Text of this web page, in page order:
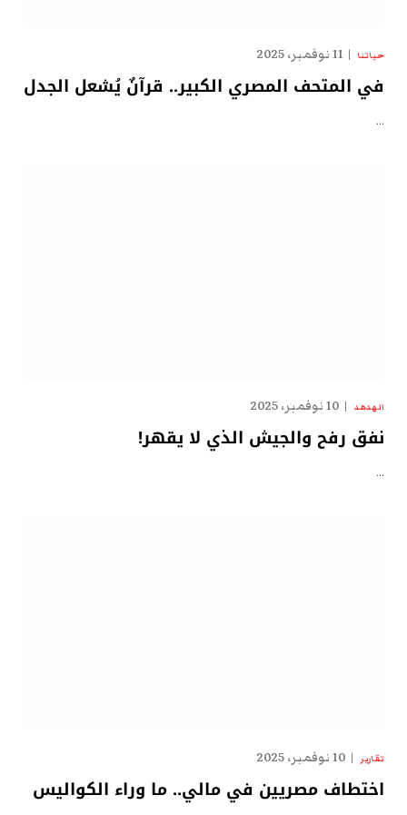
حياتنا 11 نوفمبر، 2025
في المتحف المصري الكبير.. قرآنٌ يُشعل الجدل
…
الهدهد 10 نوفمبر، 2025
نفق رفح والجيش الذي لا يقهر!
…
تقارير 10 نوفمبر، 2025
اختطاف مصريين في مالي.. ما وراء الكواليس